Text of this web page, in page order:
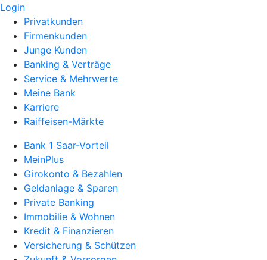
Login
Privatkunden
Firmenkunden
Junge Kunden
Banking & Verträge
Service & Mehrwerte
Meine Bank
Karriere
Raiffeisen-Märkte
Bank 1 Saar-Vorteil
MeinPlus
Girokonto & Bezahlen
Geldanlage & Sparen
Private Banking
Immobilie & Wohnen
Kredit & Finanzieren
Versicherung & Schützen